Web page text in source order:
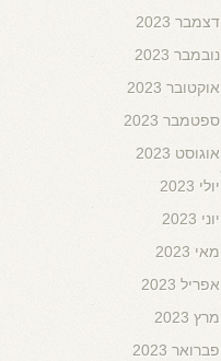
דצמבר 2023
נובמבר 2023
אוקטובר 2023
ספטמבר 2023
אוגוסט 2023
יולי 2023
יוני 2023
מאי 2023
אפריל 2023
מרץ 2023
פברואר 2023